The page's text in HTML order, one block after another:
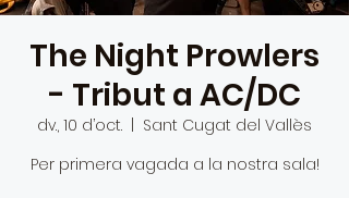
The Night Prowlers
- Tribut a AC/DC
dv., 10 d’oct.
Sant Cugat del Vallès
Per primera vagada a la nostra sala!